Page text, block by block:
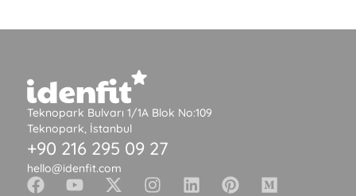
Teknopark Bulvarı 1/1A Blok No:109
Teknopark, İstanbul
+90 216 295 09 27
hello@idenfit.com